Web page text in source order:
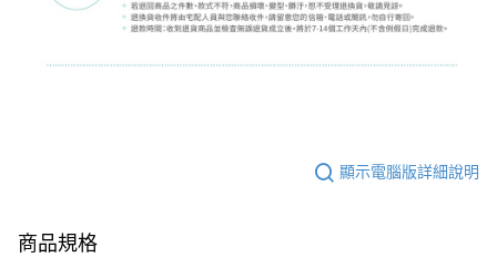
顯示電腦版詳細說明
商品規格